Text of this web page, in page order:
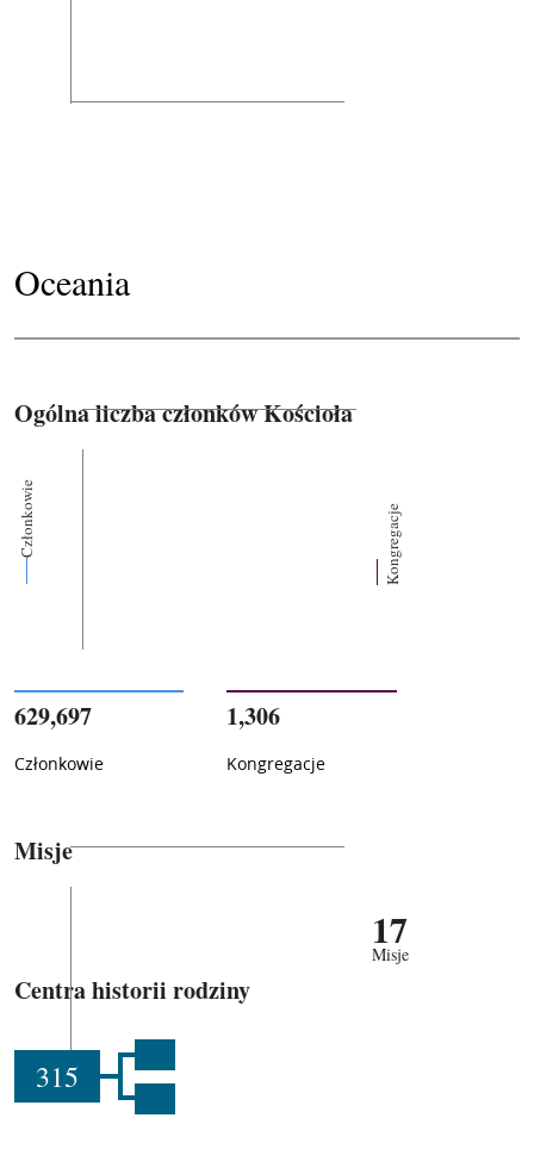
Oceania
Ogólna liczba członków Kościoła
Członkowie Kongregacje
629,697
Członkowie
1,306
Kongregacje
Misje
17
Misje
Centra historii rodziny
315